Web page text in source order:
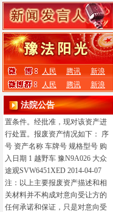
人民 腾讯
新浪
人民
腾讯 新浪
法院公告
民权县人民法院拟对本院所属1
辆公务车辆报废处置进行公开竞
价，内容如下：一、项目名称民
权县人民法院1辆公务车辆报废处
置竞价。二、项目概况民权县人
民法院现有1辆公务车辆（特种专
业技术用车）待处置，根据《党
政机关公务用车管理办法》和报
废处置的有关规定，符合报废处
置条件。经批准，现对该资产进
行处置。报废资产情况如下： 序
号 资产名称 车牌号 规格型号 购
入日期 1 越野车 豫N9A026 大众
途观SVW6451XED 2014-04-07
注：以上主要报废资产描述和相
关材料并不构成对意向受让方的
任何承诺和保证，只是对意向受